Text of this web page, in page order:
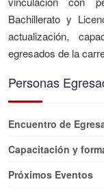
Bachillerato y
actualización,
egresados de la
Personas
Encuentro de
Capacitación y
Próximos Eventos